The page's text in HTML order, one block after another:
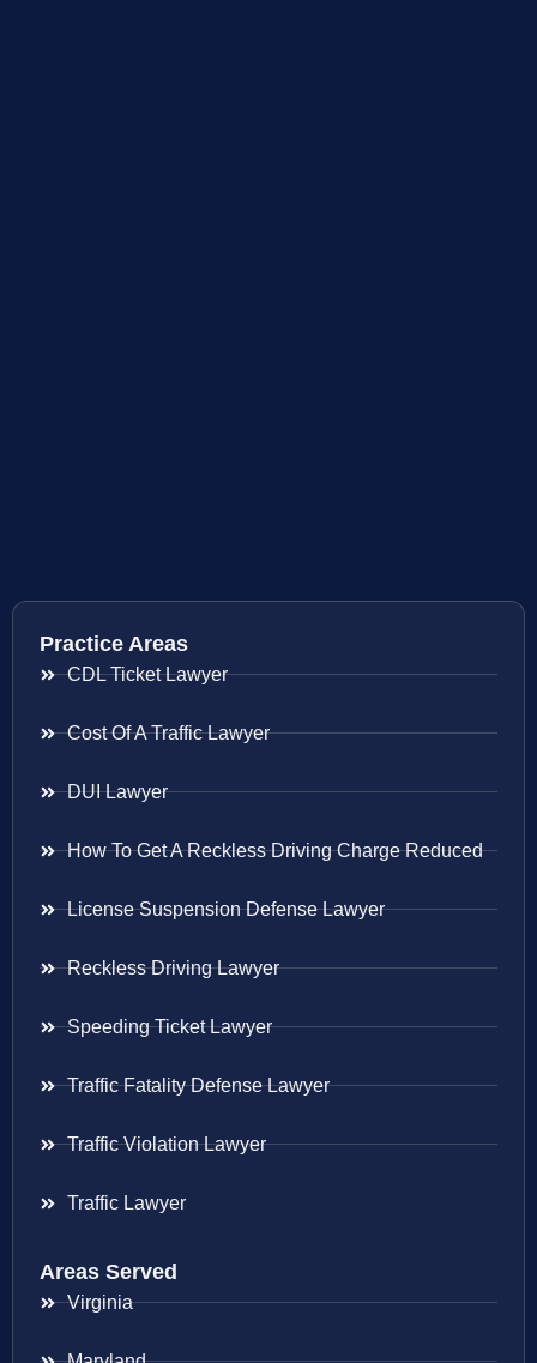
Practice Areas
CDL Ticket Lawyer
Cost Of A Traffic Lawyer
DUI Lawyer
How To Get A Reckless Driving Charge Reduced
License Suspension Defense Lawyer
Reckless Driving Lawyer
Speeding Ticket Lawyer
Traffic Fatality Defense Lawyer
Traffic Violation Lawyer
Traffic Lawyer
Areas Served
Virginia